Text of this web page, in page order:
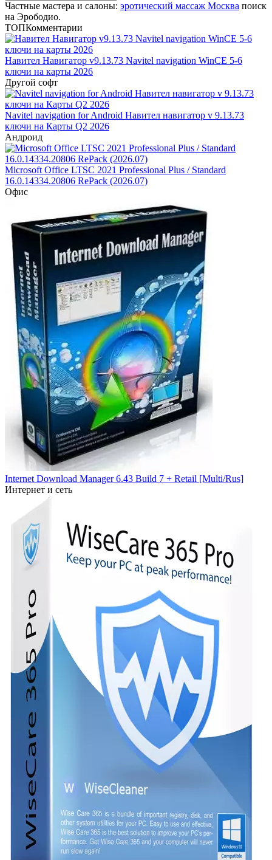
Частные мастера и салоны: эротический массаж Москва поиск
на Эрободио.
ТОПКомментарии
Навител Навигатор v9.13.73 Navitel navigation WinCE 5-6
ключи на карты 2026
Другой софт
Navitel navigation for Android Навител навигатор v 9.13.73
ключи на Карты Q2 2026
Андроид
Microsoft Office LTSC 2021 Professional Plus / Standard
16.0.14334.20806 RePack (2026.07)
Офис
Internet Download Manager 6.43 Build 7 + Retail [Multi/Rus]
Интернет и сеть